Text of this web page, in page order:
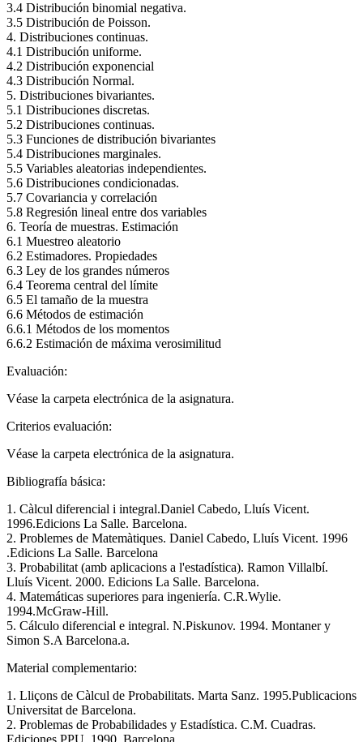
3.4 Distribución binomial negativa.
3.5 Distribución de Poisson.
4. Distribuciones continuas.
4.1 Distribución uniforme.
4.2 Distribución exponencial
4.3 Distribución Normal.
5. Distribuciones bivariantes.
5.1 Distribuciones discretas.
5.2 Distribuciones continuas.
5.3 Funciones de distribución bivariantes
5.4 Distribuciones marginales.
5.5 Variables aleatorias independientes.
5.6 Distribuciones condicionadas.
5.7 Covariancia y correlación
5.8 Regresión lineal entre dos variables
6. Teoría de muestras. Estimación
6.1 Muestreo aleatorio
6.2 Estimadores. Propiedades
6.3 Ley de los grandes números
6.4 Teorema central del límite
6.5 El tamaño de la muestra
6.6 Métodos de estimación
6.6.1 Métodos de los momentos
6.6.2 Estimación de máxima verosimilitud
Evaluación:
Véase la carpeta electrónica de la asignatura.
Criterios evaluación:
Véase la carpeta electrónica de la asignatura.
Bibliografía básica:
1. Càlcul diferencial i integral.Daniel Cabedo, Lluís Vicent.
1996.Edicions La Salle. Barcelona.
2. Problemes de Matemàtiques. Daniel Cabedo, Lluís Vicent. 1996
.Edicions La Salle. Barcelona
3. Probabilitat (amb aplicacions a l'estadística). Ramon Villalbí.
Lluís Vicent. 2000. Edicions La Salle. Barcelona.
4. Matemáticas superiores para ingeniería. C.R.Wylie.
1994.McGraw-Hill.
5. Cálculo diferencial e integral. N.Piskunov. 1994. Montaner y
Simon S.A Barcelona.a.
Material complementario:
1. Lliçons de Càlcul de Probabilitats. Marta Sanz. 1995.Publicacions
Universitat de Barcelona.
2. Problemas de Probabilidades y Estadística. C.M. Cuadras.